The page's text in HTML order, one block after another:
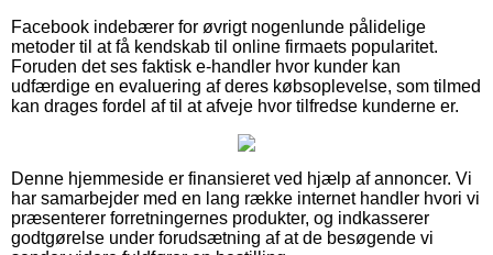
Facebook indebærer for øvrigt nogenlunde pålidelige
metoder til at få kendskab til online firmaets popularitet.
Foruden det ses faktisk e-handler hvor kunder kan
udfærdige en evaluering af deres købsoplevelse, som tilmed
kan drages fordel af til at afveje hvor tilfredse kunderne er.
Denne hjemmeside er finansieret ved hjælp af annoncer. Vi
har samarbejder med en lang række internet handler hvori vi
præsenterer forretningernes produkter, og indkasserer
godtgørelse under forudsætning af at de besøgende vi